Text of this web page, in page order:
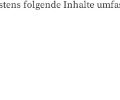
folgende Inhalte